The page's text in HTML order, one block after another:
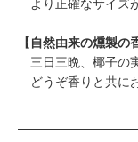
より正確なサイズ
【自然由来の燻製の
三日三晩、椰子の
どうぞ香りと共に